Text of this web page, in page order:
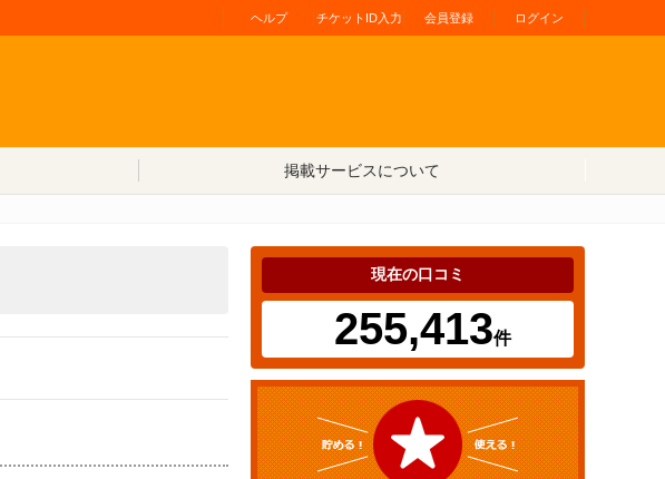
ヘルプ チケットID入力 会員登録 ログイン
掲載サービスについて
現在の口コミ
255,413件